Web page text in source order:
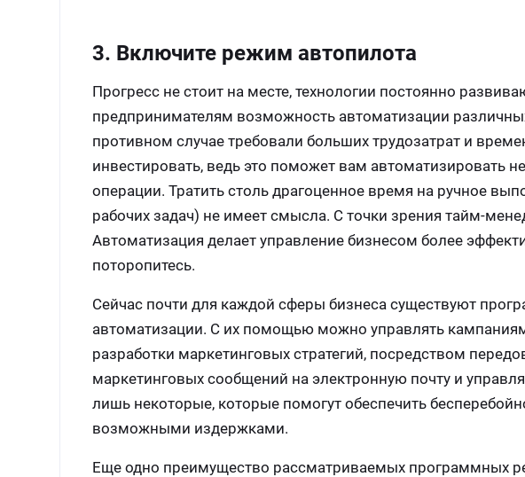
3. Включите режим автопилота
Прогресс не стоит на месте, технологии постоянно
предпринимателям возможность автоматизации
противном случае требовали больших трудозатрат и
инвестировать, ведь это поможет вам
операции. Тратить столь драгоценное время на ручное
рабочих задач) не имеет смысла. С точки зрения тайм-
Автоматизация делает управление бизнесом более
поторопитесь.
Сейчас почти для каждой сферы бизнеса существуют
автоматизации. С их помощью можно управлять
разработки маркетинговых стратегий, посредством
маркетинговых сообщений на электронную почту и
лишь некоторые, которые помогут обеспечить
возможными издержками.
Еще одно преимущество рассматриваемых программных